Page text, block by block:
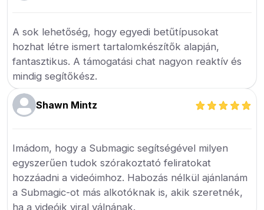
A sok lehetőség, hogy egyedi betűtípusokat
hozhat létre ismert tartalomkészítők alapján,
fantasztikus. A támogatási chat nagyon reaktív és
mindig segítőkész.
Shawn Mintz
Imádom, hogy a Submagic segítségével milyen
egyszerűen tudok szórakoztató feliratokat
hozzáadni a videóimhoz. Habozás nélkül ajánlanám
a Submagic-ot más alkotóknak is, akik szeretnék,
ha a videóik viral válnának.